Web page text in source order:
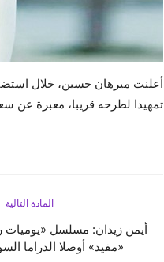
أعلنت ميرهان حسين، خلال
تمهيدا لطرحه قريبا، معبرة عن
المادة التالية
أيمن زيدان: مسلسل
«مفيد» أوصلا الدراما